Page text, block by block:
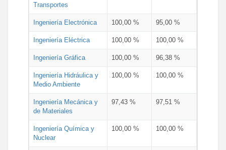
Transportes
Ingeniería Electrónica 100,00 % 95,00 %
Ingeniería Eléctrica 100,00 % 100,00 %
Ingeniería Gráfica 100,00 % 96,38 %
Ingeniería Hidráulica y
Medio Ambiente
100,00 % 100,00 %
Ingeniería Mecánica y
de Materiales
97,43 % 97,51 %
Ingeniería Química y
Nuclear
100,00 % 100,00 %